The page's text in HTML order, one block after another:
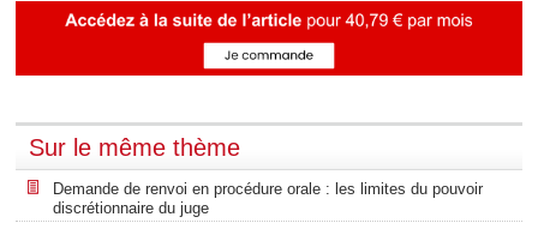
Sur le même thème
Demande de renvoi en procédure orale : les limites du pouvoir
discrétionnaire du juge